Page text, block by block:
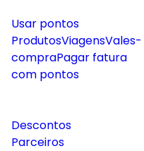
Usar pontos
ProdutosViagensVales-
compraPagar fatura
com pontos
Descontos
Parceiros